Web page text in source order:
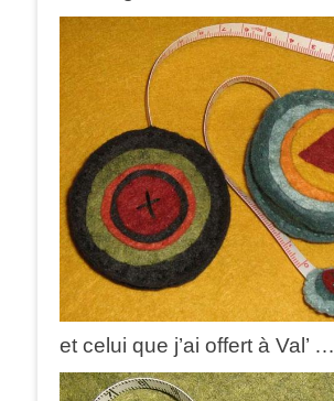
et celui que j’ai offert à Val’ …